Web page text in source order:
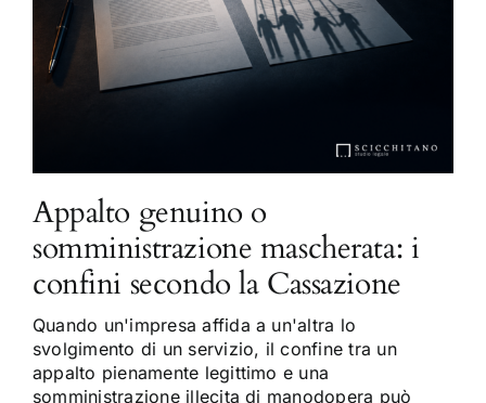
Appalto genuino o
somministrazione mascherata: i
confini secondo la Cassazione
Quando un'impresa affida a un'altra lo
svolgimento di un servizio, il confine tra un
appalto pienamente legittimo e una
somministrazione illecita di manodopera può